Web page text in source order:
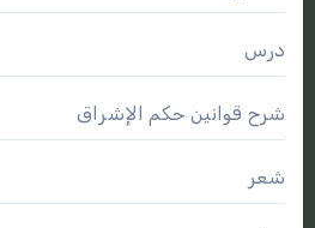
درس
شرح قوانين حكم الإشراق
شعر